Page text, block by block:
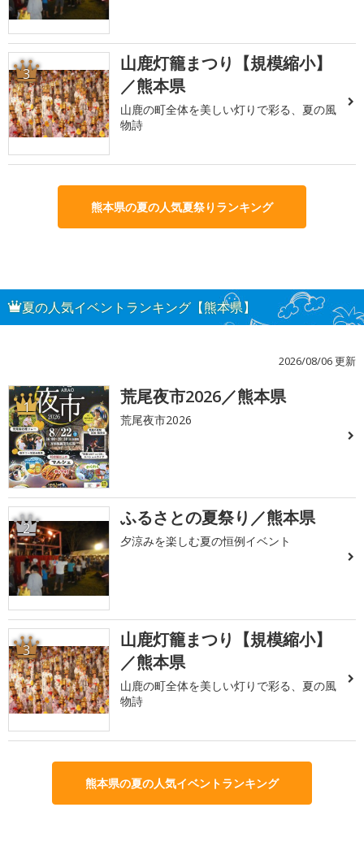
3
山鹿灯籠まつり【規模縮小】
／熊本県
山鹿の町全体を美しい灯りで彩る、夏の風
物詩
熊本県の夏の人気夏祭りランキング
夏の人気イベントランキング【熊本県】
2026/08/06 更新
1 荒尾夜市2026／熊本県
荒尾夜市2026
2 ふるさとの夏祭り／熊本県
夕涼みを楽しむ夏の恒例イベント
3
山鹿灯籠まつり【規模縮小】
／熊本県
山鹿の町全体を美しい灯りで彩る、夏の風
物詩
熊本県の夏の人気イベントランキング